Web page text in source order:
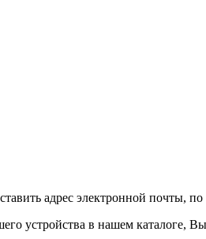
адрес электронной почты,
устройства в нашем каталоге,